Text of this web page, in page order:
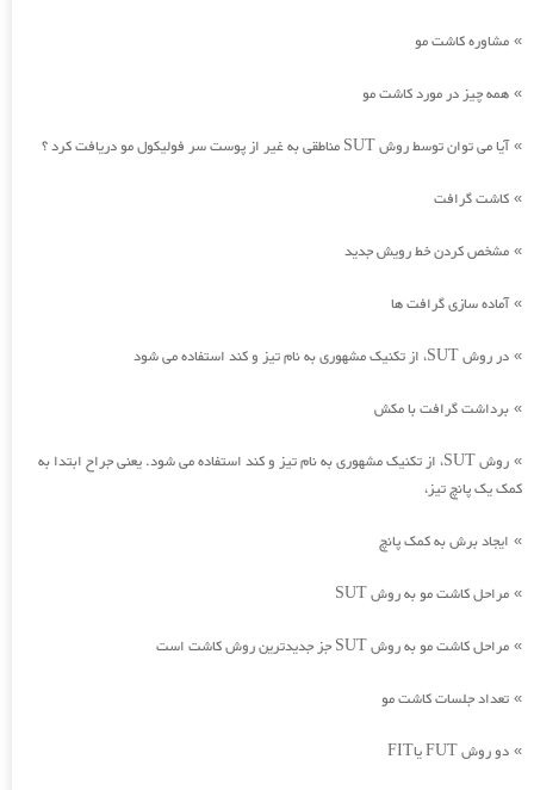
» مشاوره کاشت مو
» همه چیز در مورد کاشت مو
»آیا می توان توسط روش SUT مناطقی به غیر از پوست سر فولیکول مو دریافت کرد ؟
» کاشت گرافت
» مشخص کردن خط رویش جدید
»آماده سازی گرافت ها
» در روش SUT، از تکنیک مشهوری به نام تیز و کند استفاده می شود
» برداشت گرافت با مکش
»
روش SUT، از تکنیک مشهوری به نام تیز و کند استفاده می شود. یعنی جراح ابتدا به
کمک یک پانچ تیز،
» ایجاد برش به کمک پانچ
» مراحل کاشت مو به روش SUT
» مراحل کاشت مو به روش SUT جز جدیدترین روش کاشت است
» تعداد جلسات کاشت مو
» دو روش FUT یاFIT